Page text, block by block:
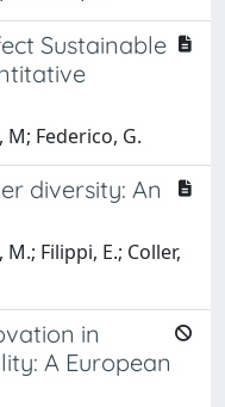
Sustainable
M; Federico, G.
diversity: An
Filippi, E.; Coller,
in
A European